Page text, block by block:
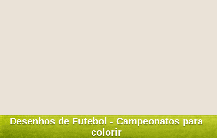
Desenhos de Futebol - Campeonatos para
colorir